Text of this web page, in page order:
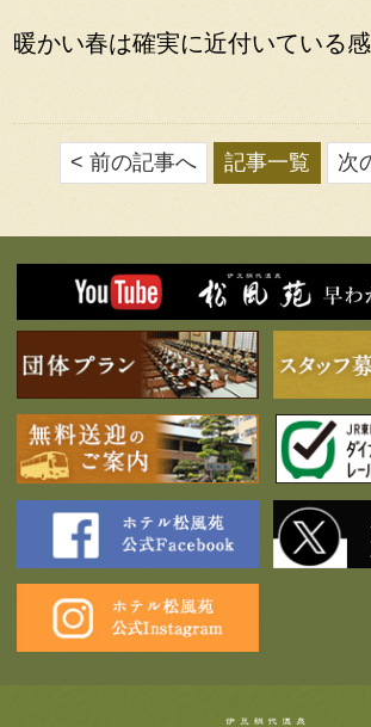
暖かい春は確実に近付いている
< 前の記事へ 記事一覧 次